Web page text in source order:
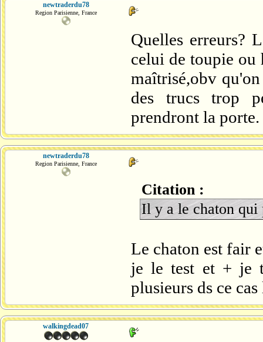
newtraderdu78
Region Parisienne, France
Quelles erreurs?
celui de toupie ou
maîtrisé,obv
des trucs trop
prendront la porte.
newtraderdu78
Region Parisienne, France
Citation :
Il y a le chaton qui
Le chaton est fair
je le test et + je
plusieurs ds ce cas
walkingdead07